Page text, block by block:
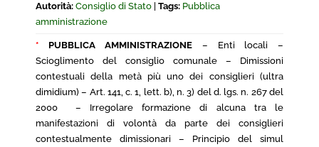
Autorità: Consiglio di Stato Tags: Pubblica
amministrazione
* PUBBLICA AMMINISTRAZIONE – Enti locali –
Scioglimento del consiglio comunale – Dimissioni
contestuali della metà più uno dei consiglieri (ultra
dimidium) – Art. 141, c. 1, lett. b), n. 3) del d. lgs. n. 267 del
2000 – Irregolare formazione di alcuna tra le
manifestazioni di volontà da parte dei consiglieri
contestualmente dimissionari – Principio del simul